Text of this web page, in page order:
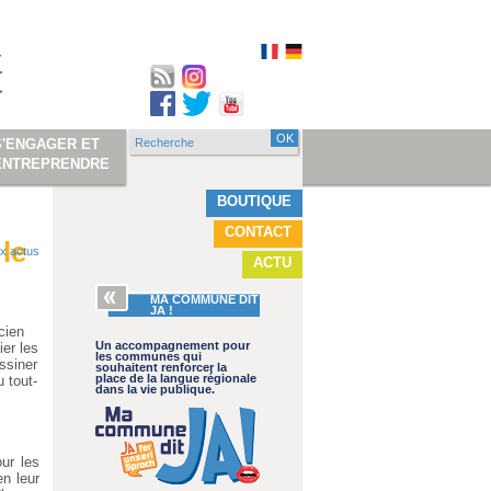
BOUTIQUE
CONTACT
ACTU
MA COMMUNE DIT
JA !
Un accompagnement pour
les communes qui
souhaitent renforcer la
place de la langue régionale
dans la vie publique.
actus
les
tout-
les
leur
ET
Formulaire de
Recherche